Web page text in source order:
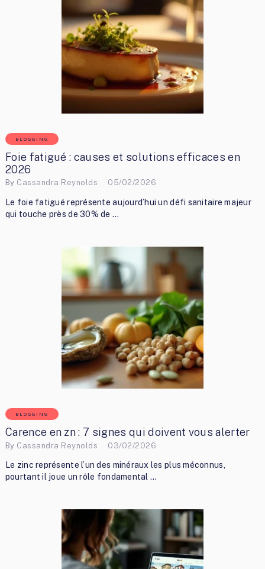
BLOGGING
Foie fatigué : causes et solutions efficaces en
2026
By Cassandra Reynolds 05/02/2026
Le foie fatigué représente aujourd’hui un défi sanitaire majeur
qui touche près de 30% de …
BLOGGING
Carence en zn : 7 signes qui doivent vous alerter
By Cassandra Reynolds 03/02/2026
Le zinc représente l’un des minéraux les plus méconnus,
pourtant il joue un rôle fondamental …